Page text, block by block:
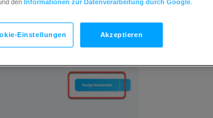
den Informationen zur Datenverarbeitung durch Google
Einstellungen Akzeptieren